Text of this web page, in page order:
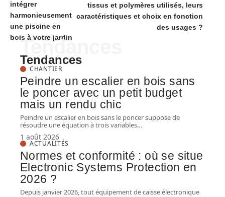
intégrer
harmonieusement
une piscine en
bois à votre jardin
tissus et polymères utilisés, leurs
caractéristiques et choix en fonction
des usages ?
Tendances
Tendances
CHANTIER
Peindre un escalier en bois sans
le poncer avec un petit budget
mais un rendu chic
Peindre un escalier en bois sans le poncer suppose de
résoudre une équation à trois variables…
1 août 2026
ACTUALITÉS
Normes et conformité : où se situe
Electronic Systems Protection en
2026 ?
Depuis janvier 2026, tout équipement de caisse électronique